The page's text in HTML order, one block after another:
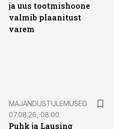
ja uus tootmishoone
valmib plaanitust
varem
MAJANDUSTULEMUSED
07.08.26, 08:00
Puhk ja Lausing